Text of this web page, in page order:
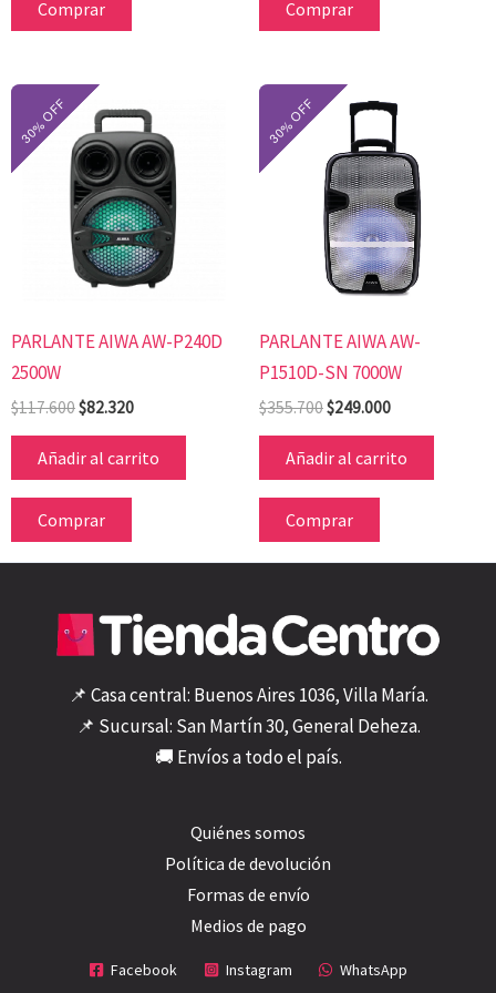
Comprar Comprar
PARLANTE AIWA AW-P240D
2500W
$117.600
El
precio
original
era:
$117.600.
$82.320
precio
actual
es:
$82.320.
Añadir al carrito
Comprar
PARLANTE AIWA AW-
P1510D-SN 7000W
$355.700
El
precio
original
era:
$355.700.
$249.000
precio
actual
es:
$249.000.
Añadir al carrito
Comprar
📌 Casa central: Buenos Aires 1036, Villa María.
📌 Sucursal: San Martín 30, General Deheza.
🚚 Envíos a todo el país.
Quiénes somos
Política de devolución
Formas de envío
Medios de pago
Facebook Instagram WhatsApp